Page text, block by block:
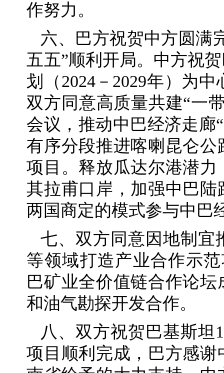
作努力。
六、巴方祝贺中方圆满
五五”顺利开局。中方祝
划（2024－2029年）为
双方同意高质量共建“一
会议，推动中巴经济走廊
有序分段推进喀喇昆仑
项目。释放瓜达尔港潜
其拉甫口岸，加强中巴
两国商定的模式参与中巴
七、双方同意因地制宜
等领域打造产业合作示
巴矿业全价值链合作论
和油气勘探开发合作。
八、双方祝贺巴基斯坦
项目顺利完成，巴方感